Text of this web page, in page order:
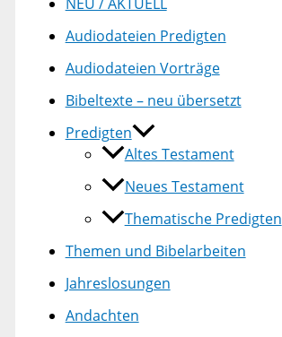
Audiodateien Predigten
Audiodateien Vorträge
Bibeltexte – neu übersetzt
Predigten
Altes Testament
Neues Testament
Thematische Predigten
Themen und Bibelarbeiten
Jahreslosungen
Andachten